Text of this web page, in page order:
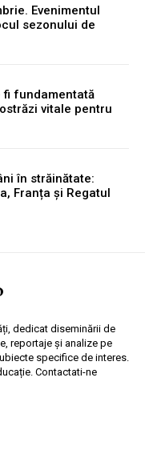
Evenimentul
sezonului de
fi fundamentată
vitale pentru
în străinătate:
Franța și Regatul
dedicat diseminării de
reportaje și analize pe
specifice de interes.
Contactati-ne